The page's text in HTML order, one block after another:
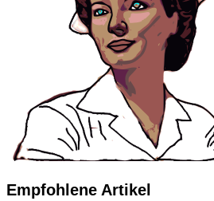
Empfohlene Artikel